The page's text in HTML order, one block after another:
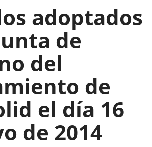
externa.
adoptados
de
del
de
el día 16
de 2014